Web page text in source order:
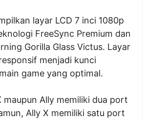
layar LCD 7 inci 1080p
FreeSync Premium dan
Gorilla Glass Victus. Layar
menjadi kunci
game yang optimal.
maupun Ally memiliki dua port
Ally X memiliki satu port